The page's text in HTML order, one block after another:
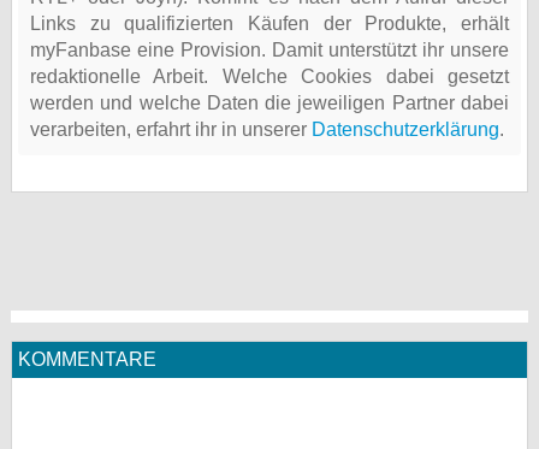
Links zu qualifizierten Käufen der Produkte, erhält
myFanbase eine Provision. Damit unterstützt ihr unsere
redaktionelle Arbeit. Welche Cookies dabei gesetzt
werden und welche Daten die jeweiligen Partner dabei
verarbeiten, erfahrt ihr in unserer Datenschutzerklärung.
KOMMENTARE